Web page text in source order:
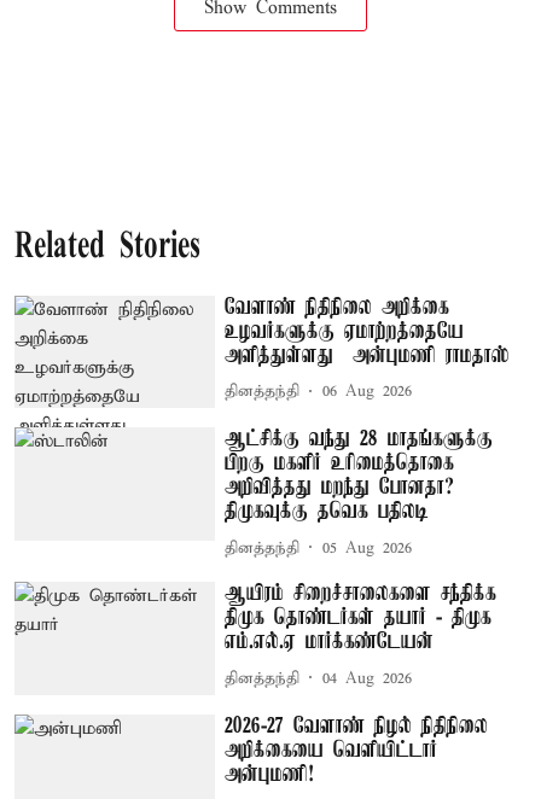
Show Comments
Related Stories
வேளாண் நிதிநிலை அறிக்கை
உழவர்களுக்கு ஏமாற்றத்தையே
அளித்துள்ளது – அன்புமணி ராமதாஸ்
தினத்தந்தி 06 Aug 2026
ஆட்சிக்கு வந்து 28 மாதங்களுக்கு
பிறகு மகளிர் உரிமைத்தொகை
அறிவித்தது மறந்து போனதா?
திமுகவுக்கு தவெக பதிலடி
தினத்தந்தி 05 Aug 2026
ஆயிரம் சிறைச்சாலைகளை சந்திக்க
திமுக தொண்டர்கள் தயார் - திமுக
எம்.எல்.ஏ மார்க்கண்டேயன்
தினத்தந்தி 04 Aug 2026
2026-27 வேளாண் நிழல் நிதிநிலை
அறிக்கையை வெளியிட்டார்
அன்புமணி!